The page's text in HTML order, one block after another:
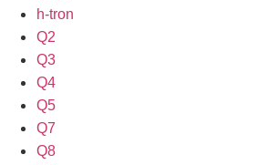
h-tron
Q2
Q3
Q4
Q5
Q7
Q8